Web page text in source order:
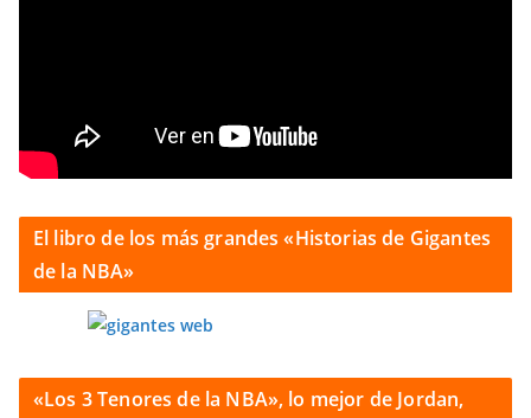
El libro de los más grandes «Historias de Gigantes
de la NBA»
«Los 3 Tenores de la NBA», lo mejor de Jordan,